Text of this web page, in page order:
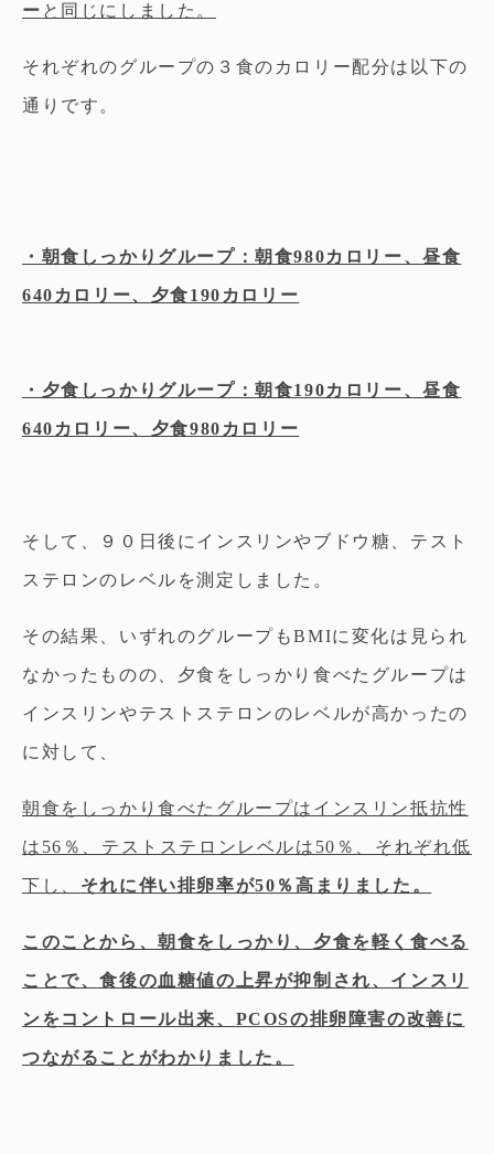
ー と同じにしました。
それぞれのグループの３食のカロリー配分は以下の
通りです。
・朝食しっかりグループ：朝食980カロリー、昼食
640カロリー、夕食190カロリー
・夕食しっかりグループ：朝食190カロリー、昼食
640カロリー、夕食980カロリー
そして、９０日後にインスリンやブドウ糖、テスト
ステロンのレベルを測定しました。
その結果、いずれのグループもBMIに変化は見られ
なかったものの、夕食をしっかり食べたグループは
インスリンやテストステロンのレベルが高かったの
に対して、
朝食をしっかり食べたグループはインスリン抵抗性
は56％、テストステロンレベルは50％、それぞれ低
下し、 それに伴い排卵率が50％高まりました。
このことから、朝食をしっかり、夕食を軽く食べる
ことで、食後の血糖値の上昇が抑制され、インスリ
ンをコントロール出来、 PCOSの排卵障害の改善に
つながることがわかりました。